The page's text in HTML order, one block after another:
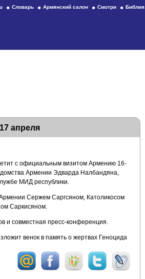
Словарь Армянский салон Смотри Библия
апреля
с официальным визитом Армению 16-
Армении Эдварда Налбандяна,
МИД республики.
Сержем Саргсяном, Католикосом
Саркисяном.
и совместная пресс-конференция.
венок в память о жертвах Геноцида